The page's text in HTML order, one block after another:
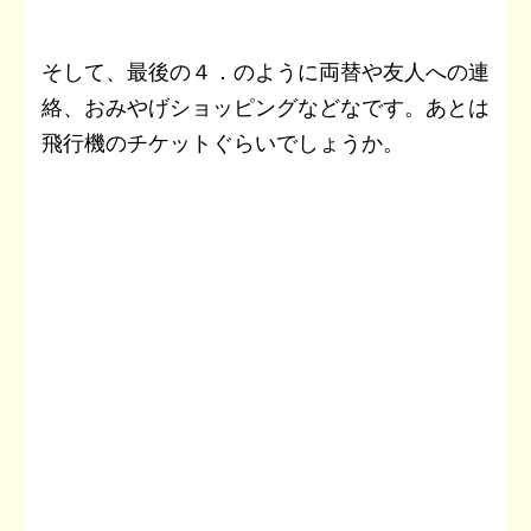
そして、最後の４．のように両替や友人への連
絡、おみやげショッピングなどなです。あとは
飛行機のチケットぐらいでしょうか。